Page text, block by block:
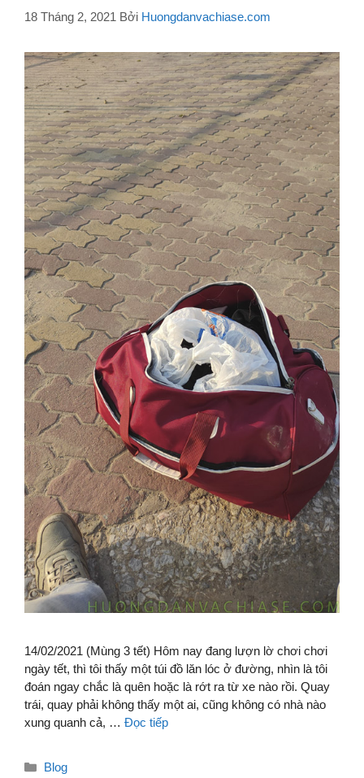
18 Tháng 2, 2021 Bởi Huongdanvachiase.com
14/02/2021 (Mùng 3 tết) Hôm nay đang lượn lờ chơi chơi
ngày tết, thì tôi thấy một túi đồ lăn lóc ở đường, nhìn là tôi
đoán ngay chắc là quên hoặc là rớt ra từ xe nào rồi. Quay
trái, quay phải không thấy một ai, cũng không có nhà nào
xung quanh cả, … Đọc tiếp
Danh
Blog